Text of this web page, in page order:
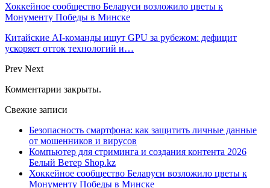
Хоккейное сообщество Беларуси возложило цветы к
Монументу Победы в Минске
Китайские AI-команды ищут GPU за рубежом: дефицит
ускоряет отток технологий и…
Prev Next
Комментарии закрыты.
Свежие записи
Безопасность смартфона: как защитить личные данные
от мошенников и вирусов
Компьютер для стриминга и создания контента 2026
Белый Ветер Shop.kz
Хоккейное сообщество Беларуси возложило цветы к
Монументу Победы в Минске